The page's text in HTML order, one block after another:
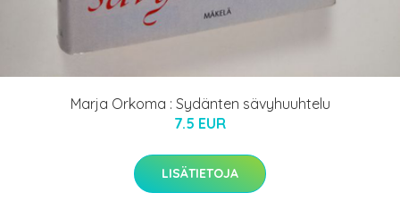
Marja Orkoma : Sydänten sävyhuuhtelu
7.5 EUR
LISÄTIETOJA